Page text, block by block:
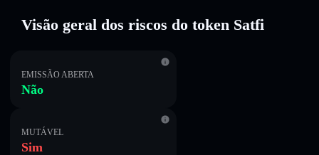
Visão geral dos riscos do token Satfi
EMISSÃO ABERTA
Não
MUTÁVEL
Sim